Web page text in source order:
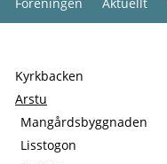
Kyrkbacken
Arstu
Mangårdsbyggnaden
Lisstogon